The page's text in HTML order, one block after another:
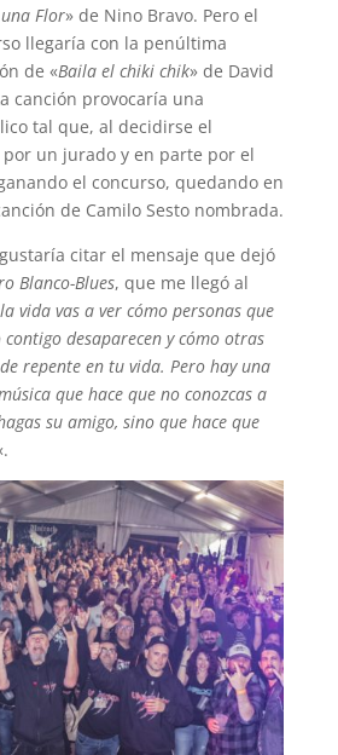
Flor» de Nino Bravo. Pero el
llegaría con la penúltima
de «Baila el chiki chik» de David
canción provocaría una
tal que, al decidirse el
un jurado y en parte por el
el concurso, quedando en
de Camilo Sesto nombrada.
citar el mensaje que dejó
Blanco-Blues, que me llegó al
vida vas a ver cómo personas que
desaparecen y cómo otras
repente en tu vida. Pero hay una
que hace que no conozcas a
su amigo, sino que hace que